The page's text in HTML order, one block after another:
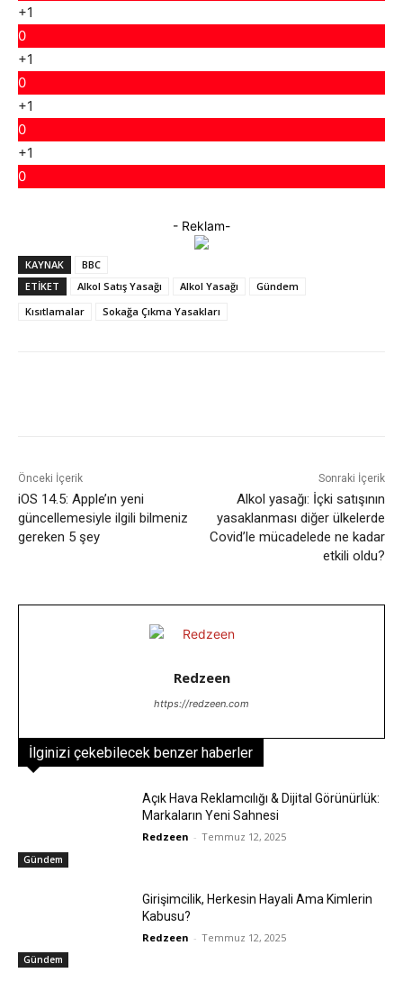
+1
0
+1
0
+1
0
+1
0
- Reklam-
KAYNAK
BBC
ETIKET
Alkol Satış Yasağı Alkol Yasağı
Gündem
Kısıtlamalar
Sokağa Çıkma Yasakları
Önceki İçerik
iOS 14.5: Apple’ın yeni
güncellemesiyle ilgili bilmeniz
gereken 5 şey
Sonraki İçerik
Alkol yasağı: İçki satışının
yasaklanması diğer ülkelerde
Covid’le mücadelede ne kadar
etkili oldu?
Redzeen
https://redzeen.com
İlginizi çekebilecek benzer haberler
Gündem
Açık Hava Reklamcılığı & Dijital Görünürlük:
Markaların Yeni Sahnesi
Redzeen - Temmuz 12, 2025
Gündem
Girişimcilik, Herkesin Hayali Ama Kimlerin
Kabusu?
Redzeen - Temmuz 12, 2025